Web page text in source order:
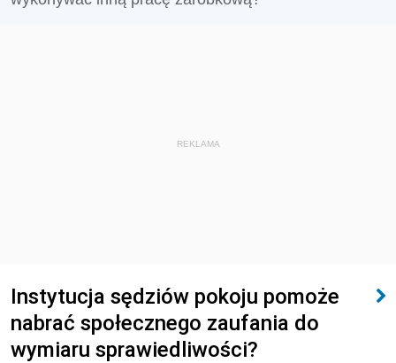
REKLAMA
Instytucja sędziów pokoju pomoże
nabrać społecznego zaufania do
wymiaru sprawiedliwości?